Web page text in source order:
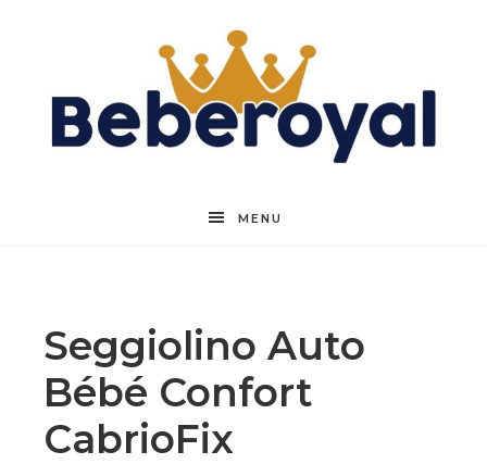
Beberoyal
MENU
Seggiolino Auto
Bébé Confort
CabrioFix